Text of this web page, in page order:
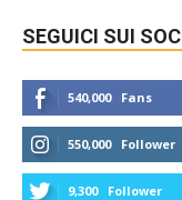
SEGUICI SUI
540,000 Fans
550,000 Follower
9,300 Follower